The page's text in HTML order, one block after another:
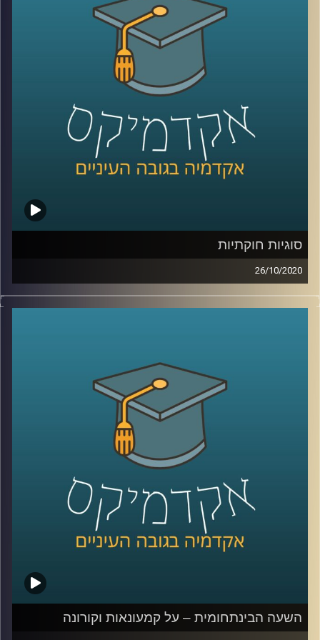
שונים, תוך שמירה על הסביבה הטבעית שלנו
זה הרבה יותר מההגדרה הזו, ובשביל להבין את
העולם המדהים של התחום אתם מוזמנים
להאזין לתוכנית בה מתארח ד"ר תומר פישמן
מביה"ס לקיימות באוניברסיטת ריימן, אקולוג
תעשייתי, שמסביר על הדרך האקדמית שעבר,
ונותן דוגמאות מהחיים על המקומות שבהם
אקולוגים תעשייתים תורמים את הידע שלהם
לשיפור החיים של כולנו.
סוגיות חוקתיות
26/10/2020
ד"ר אדם שנער, מרצה בכיר וחוקר בביה"ס
סוגיות נבחרות ממחקריו.
מוזמנים להצטרף אלינו לשעה מרתקת בה נדבר
על המצב המשפטי בשטחים הכבושים, על
הטשטוש בין הצבא למשטרה, האפלייה של
ערביי ארץ ישראל, והגבלת חופש הביטוי
בישראל בשנים האחרונות בכלל, ובתקופת
הקורונה בפרט.
קרדיט תמונות:AudioVersity
השעה הבינתחומית – על קמעונאות וקורונה